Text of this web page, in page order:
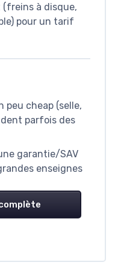
(freins à disque,
pour un tarif
peu cheap (selle,
parfois des
garantie/SAV
enseignes